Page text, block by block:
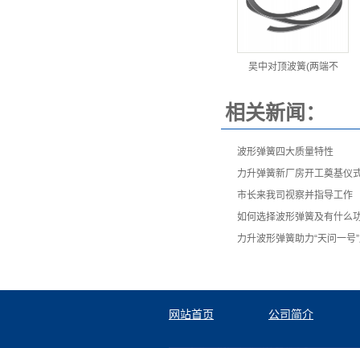
吴中对顶波簧(两端不
相关新闻：
波形弹簧四大质量特性
力升弹簧新厂房开工奠基仪
市长来我司视察并指导工作
如何选择波形弹簧及有什么
力升波形弹簧助力“天问一号
网站首页 公司简介